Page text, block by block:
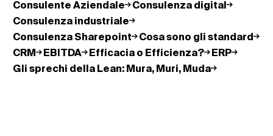
Consulente Aziendale
Consulenza digital
Consulenza industriale
Consulenza Sharepoint
Cosa sono gli standard
CRM
EBITDA Efficacia o Efficienza?
ERP
Gli sprechi della Lean: Mura, Muri, Muda